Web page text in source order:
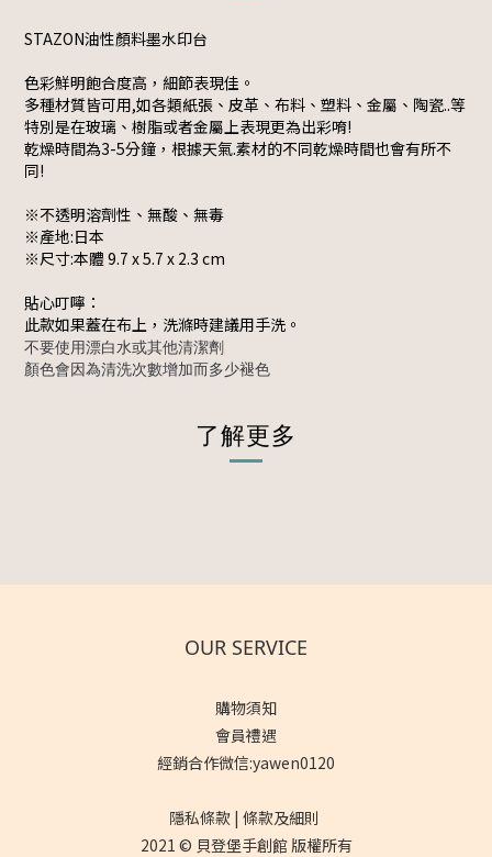
STAZON油性顏料墨水印台
色彩鮮明飽合度高，細節表現佳。
多種材質皆可用,如各類紙張、皮革、布料、塑料、金屬、陶瓷..等
特別是在玻璃、樹脂或者金屬上表現更為出彩唷!
乾燥時間為3-5分鐘，根據天氣.素材的不同乾燥時間也會有所不
同!
※不透明溶劑性、無酸、無毒
※產地:日本
※尺寸:本體 9.7 x 5.7 x 2.3 cm
貼心叮嚀：
此款如果蓋在布上，洗滌時建議用手洗。
不要使用漂白水或其他清潔劑
顏色會因為清洗次數增加而多少褪色
了解更多
OUR SERVICE
購物須知
會員禮遇
經銷合作微信:yawen0120
隱私條款 | 條款及細則
2021 © 貝登堡手創館 版權所有